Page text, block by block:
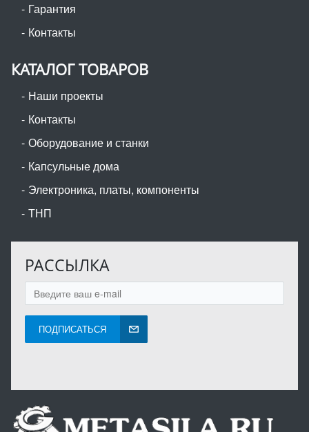
Гарантия
Контакты
КАТАЛОГ ТОВАРОВ
Наши проекты
Контакты
Оборудование и станки
Капсульные дома
Электроника, платы, компоненты
ТНП
РАССЫЛКА
ПОДПИСАТЬСЯ